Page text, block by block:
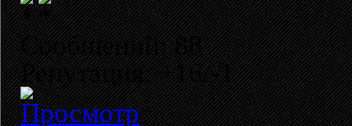
Сообщений: 88
Репутация: +16/-1